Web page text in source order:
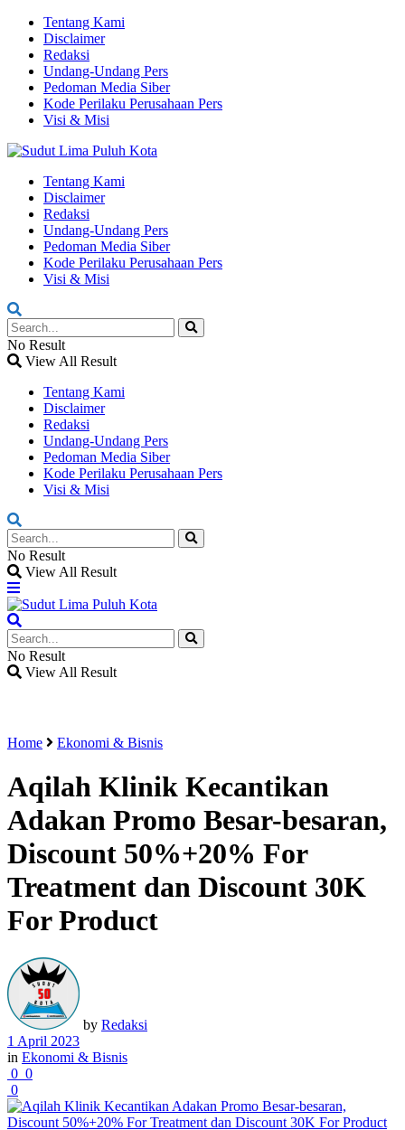
Tentang Kami
Disclaimer
Redaksi
Undang-Undang Pers
Pedoman Media Siber
Kode Perilaku Perusahaan Pers
Visi & Misi
Tentang Kami
Disclaimer
Redaksi
Undang-Undang Pers
Pedoman Media Siber
Kode Perilaku Perusahaan Pers
Visi & Misi
No Result
View All Result
Tentang Kami
Disclaimer
Redaksi
Undang-Undang Pers
Pedoman Media Siber
Kode Perilaku Perusahaan Pers
Visi & Misi
No Result
View All Result
No Result
View All Result
Home Ekonomi & Bisnis
Aqilah Klinik Kecantikan
Adakan Promo Besar-besaran,
Discount 50%+20% For
Treatment dan Discount 30K
For Product
by Redaksi
1 April 2023
in Ekonomi & Bisnis
0 0
0